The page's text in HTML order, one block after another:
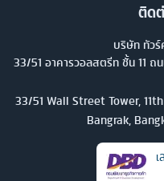
ติด
บริษัท ทัว
33/51 อาคารวอลสตรีท ชั้น 11
33/51 Wall Street Tower,
Bangrak,